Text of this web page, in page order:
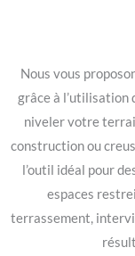
Nous vous
grâce à l’utilisation
niveler votre
construction ou
l’outil idéal pour
espaces
terrassement,